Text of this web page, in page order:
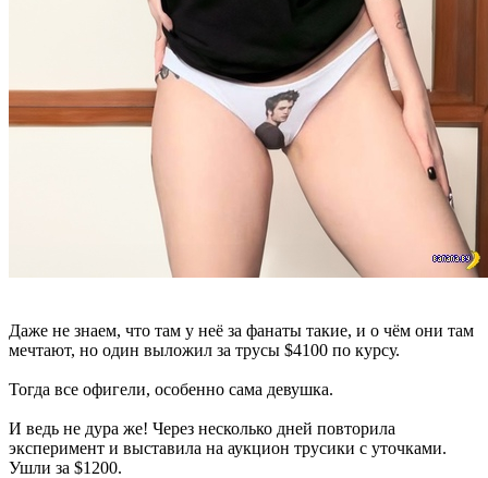
Даже не знаем, что там у неё за фанаты такие, и о чём они там
мечтают, но один выложил за трусы $4100 по курсу.
Тогда все офигели, особенно сама девушка.
И ведь не дура же! Через несколько дней повторила
эксперимент и выставила на аукцион трусики с уточками.
Ушли за $1200.